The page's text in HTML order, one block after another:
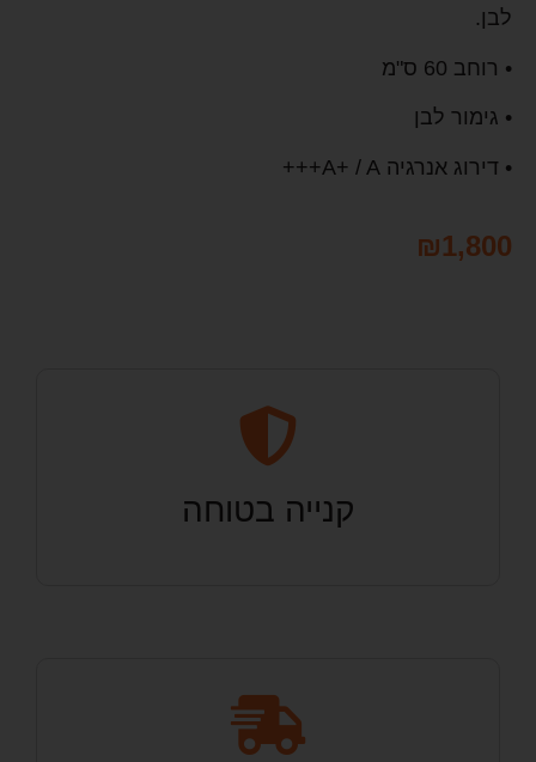
לבן.
• רוחב 60 ס"מ
• גימור לבן
• דירוג אנרגיה A+ / A+++
₪1,800
קנייה בטוחה